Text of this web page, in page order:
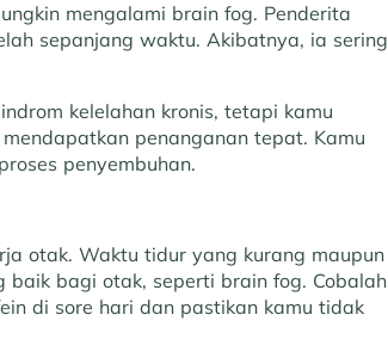
mengalami brain fog. Penderita
sepanjang waktu. Akibatnya, ia sering
kelelahan kronis, tetapi kamu
penanganan tepat. Kamu
penyembuhan.
otak. Waktu tidur yang kurang maupun
bagi otak, seperti brain fog. Cobalah
di sore hari dan pastikan kamu tidak